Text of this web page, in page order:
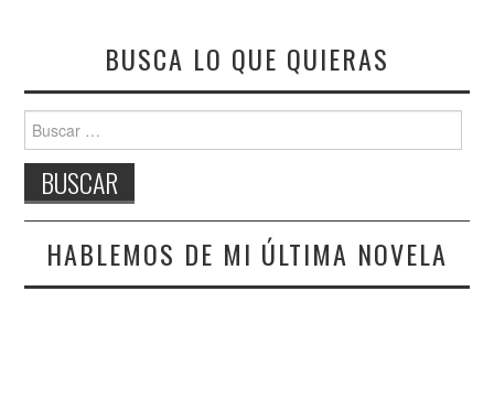
BUSCA LO QUE QUIERAS
Buscar:
HABLEMOS DE MI ÚLTIMA NOVELA